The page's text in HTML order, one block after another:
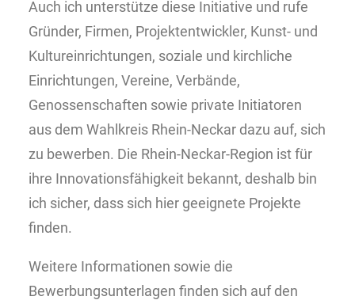
Auch ich unterstütze diese Initiative und rufe
Gründer, Firmen, Projektentwickler, Kunst- und
Kultureinrichtungen, soziale und kirchliche
Einrichtungen, Vereine, Verbände,
Genossenschaften sowie private Initiatoren
aus dem Wahlkreis Rhein-Neckar dazu auf, sich
zu bewerben. Die Rhein-Neckar-Region ist für
ihre Innovationsfähigkeit bekannt, deshalb bin
ich sicher, dass sich hier geeignete Projekte
finden.
Weitere Informationen sowie die
Bewerbungsunterlagen finden sich auf den